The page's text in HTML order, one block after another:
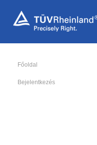
Főoldal
Bejelentkezés